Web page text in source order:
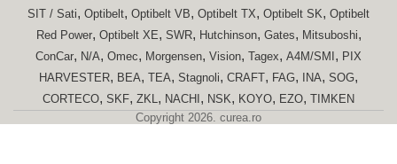
SIT / Sati, Optibelt, Optibelt VB, Optibelt TX, Optibelt SK, Optibelt
Red Power, Optibelt XE, SWR, Hutchinson, Gates, Mitsuboshi,
ConCar, N/A, Omec, Morgensen, Vision, Tagex, A4M/SMI , PIX
HARVESTER, BEA, TEA, Stagnoli, CRAFT, FAG, INA, SOG,
CORTECO, SKF, ZKL, NACHI , NSK, KOYO, EZO, TIMKEN
Copyright 2026. curea.ro